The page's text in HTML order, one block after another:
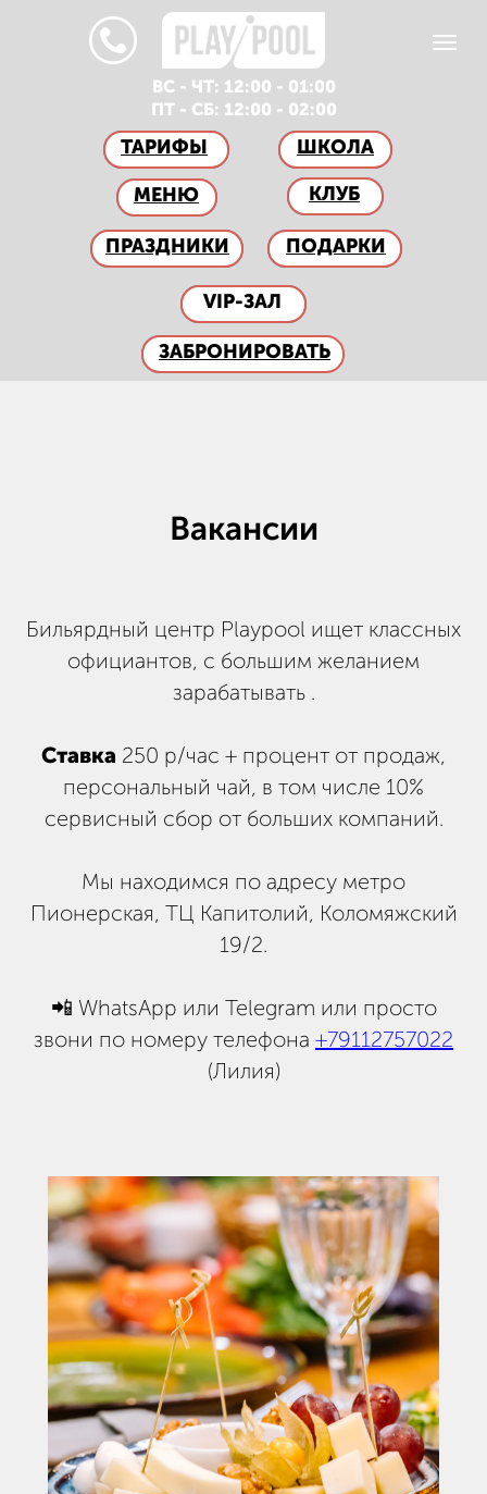
ВС - ЧТ: 12:00 - 01:00
ПТ - СБ: 12:00 - 02:00
ПОДАРКИ
МЕНЮ
ПРАЗДНИКИ
КЛУБ
ШКОЛА
ТАРИФЫ
ЗАБРОНИРОВАТЬ
VIP-ЗАЛ
Вакансии
Бильярдный центр Playpool ищет классных
официантов, с большим желанием
зарабатывать .
Ставка 250 р/час + процент от продаж,
персональный чай, в том числе 10%
сервисный сбор от больших компаний.
Мы находимся по адресу метро
Пионерская, ТЦ Капитолий, Коломяжский
19/2.
📲 WhatsApp или Telegram или просто
звони по номеру телефона +79112757022
(Лилия)